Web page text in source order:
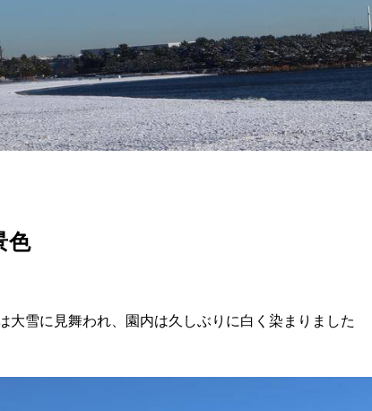
色
大雪に見舞われ、園内は久しぶりに白く染まりました